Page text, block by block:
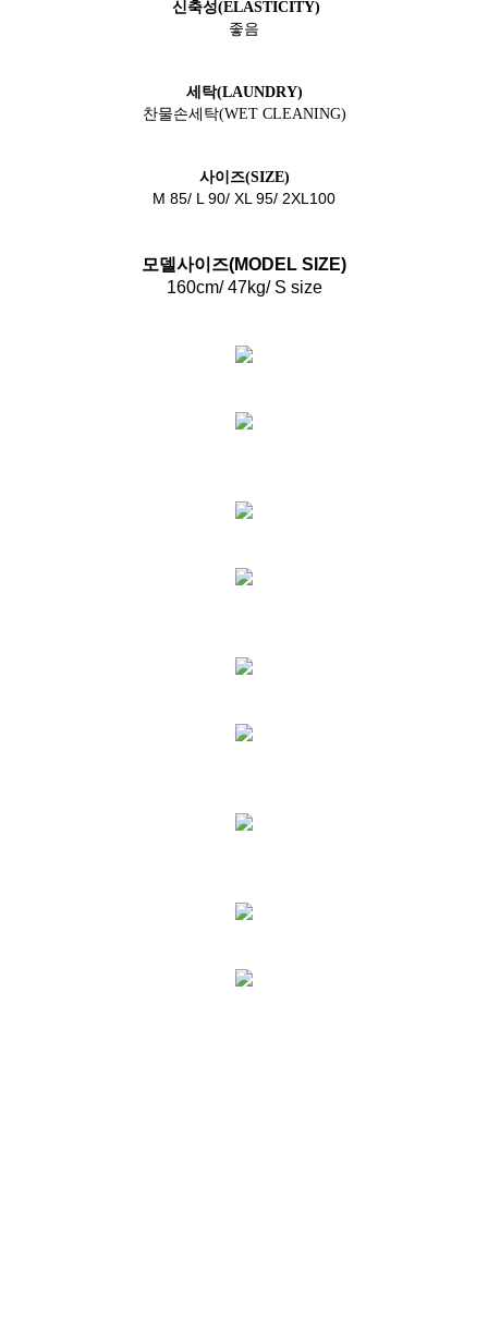
신축성(ELASTICITY)
좋음
세탁(LAUNDRY)
찬물손세탁(WET CLEANING)
사이즈(SIZE)
M 85/ L 90/ XL 95/ 2XL100
모델사이즈(MODEL SIZE)
160cm/ 47kg/ S size